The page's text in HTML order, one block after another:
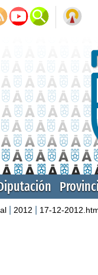
2012 17-12-